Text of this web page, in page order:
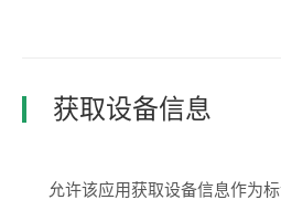
获取设备信息
允许该应用获取设备信息作为